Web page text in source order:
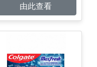
由此查看